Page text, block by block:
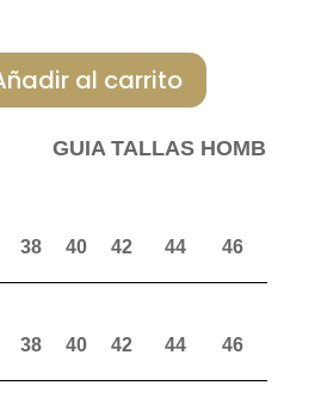
al carrito
GUIA TALLAS HOMBRE
38 40 42 44 46
38 40 42 44 46